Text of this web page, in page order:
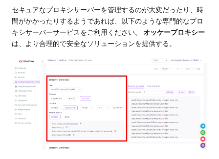
セキュアなプロキシサーバーを管理するのが大変だったり、時
間がかかったりするようであれば、以下のような専門的なプロ
キシサーバーサービスをご利用ください。 オッケープロキシー
は、より合理的で安全なソリューションを提供する。